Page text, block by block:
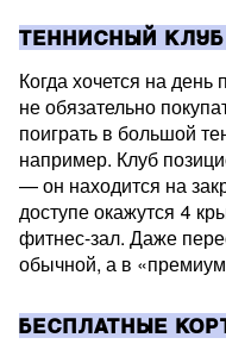
ТЕННИСНЫЙ
Когда хочется на
не обязательно
поиграть в большой
например. Клуб
— он находится на
доступе окажутся 4
фитнес-зал. Даже
обычной, а в
БЕСПЛАТНЫЕ